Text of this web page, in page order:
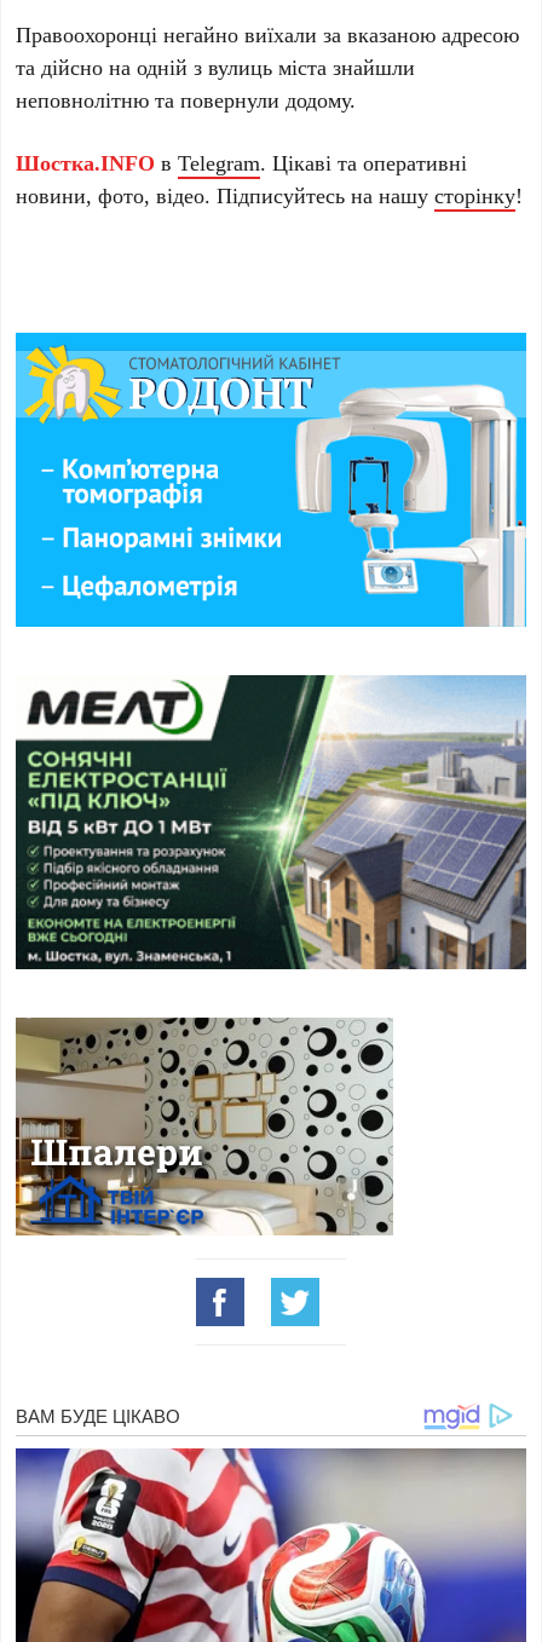
Правоохоронці негайно виїхали за вказаною адресою
та дійсно на одній з вулиць міста знайшли
неповнолітню та повернули додому.
Шостка.INFO вTelegram. Цікаві та оперативні
новини, фото, відео. Підписуйтесь на нашусторінку!